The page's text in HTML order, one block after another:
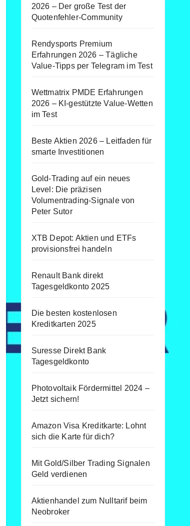
2026 – Der große Test der
Quotenfehler-Community
Rendysports Premium
Erfahrungen 2026 – Tägliche
Value-Tipps per Telegram im Test
Wettmatrix PMDE Erfahrungen
2026 – KI-gestützte Value-Wetten
im Test
Beste Aktien 2026 – Leitfaden für
smarte Investitionen
Gold-Trading auf ein neues
Level: Die präzisen
Volumentrading-Signale von
Peter Sutor
XTB Depot: Aktien und ETFs
provisionsfrei handeln
Renault Bank direkt
Tagesgeldkonto 2025
Die besten kostenlosen
Kreditkarten 2025
Suresse Direkt Bank
Tagesgeldkonto
Photovoltaik Fördermittel 2024 –
Jetzt sichern!
Amazon Visa Kreditkarte: Lohnt
sich die Karte für dich?
Mit Gold/Silber Trading Signalen
Geld verdienen
Aktienhandel zum Nulltarif beim
Neobroker